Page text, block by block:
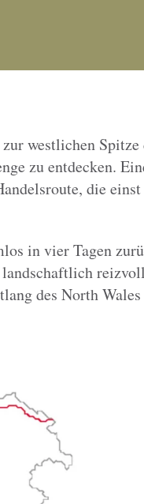
westlichen Spitze
zu entdecken.
die
in vier Tagen
des North Wales